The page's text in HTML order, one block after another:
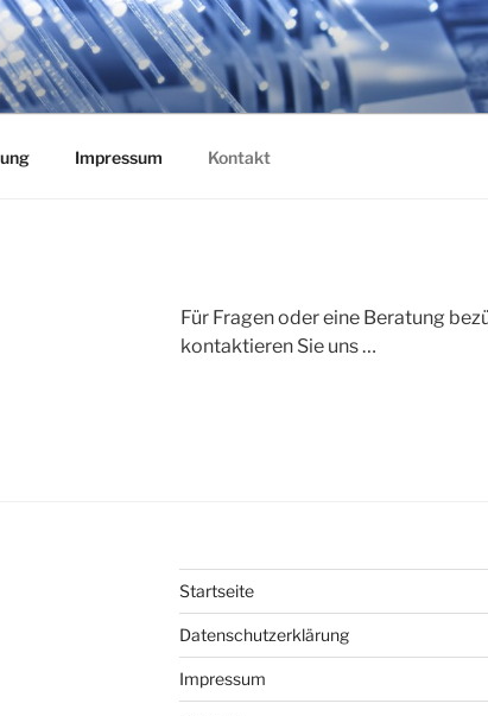
SERVICE
Impressum Kontakt
Für Fragen oder eine Beratung
kontaktieren Sie uns …
Startseite
Datenschutzerklärung
Impressum